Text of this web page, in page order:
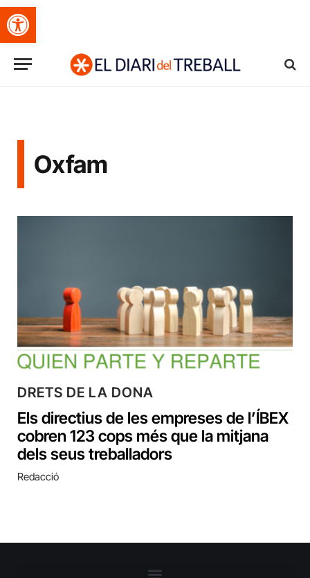
Obre la barra d'eines
Oxfam
DRETS DE LA DONA
Els directius de les empreses de l’ÍBEX
cobren 123 cops més que la mitjana
dels seus treballadors
Redacció